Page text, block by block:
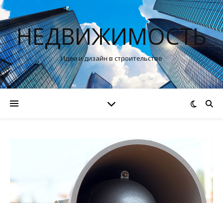
НЕДВИЖИМОСТЬ
Идеи и дизайн в строительстве